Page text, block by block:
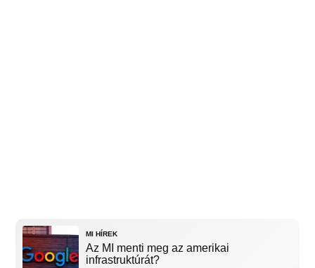
MI HÍREK
Az MI menti meg az amerikai
infrastruktúrát?